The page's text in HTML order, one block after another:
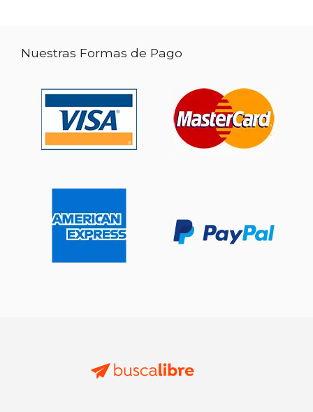
Nuestras Formas de Pago